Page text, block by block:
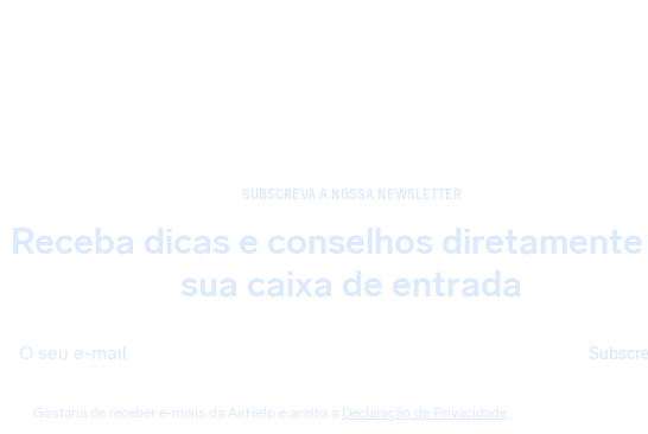
SUBSCREVA A NOSSA NEWSLETTER
Receba dicas e conselhos diretamente
sua caixa de entrada
Gostaria de receber e-mails da AirHelp e aceito a Declaração de Privacidade.